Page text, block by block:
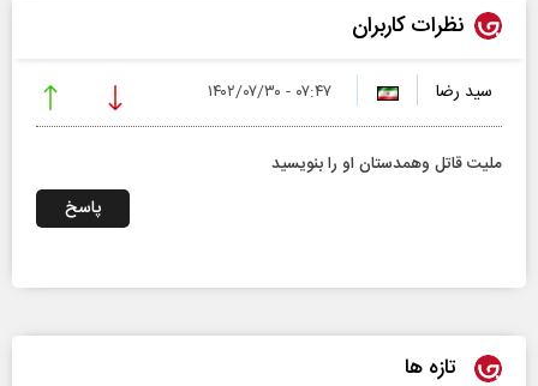
نظرات کاربران
سید رضا ۰۷:۴۷ - ۱۴۰۲/۰۷/۳۰
ملیت قاتل وهمدستان او را بنویسید
پاسخ
تازه ها